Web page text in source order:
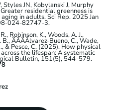
Styles JN, Kobylanski J, Murphy
Greater residential greenness is
in adults. Sci Rep. 2025 Jan
024-82747-3.
Robinson, K., Woods, A. J.,
ÃÂÃÂlvarez-Bueno, C., Wade,
& Pesce, C. (2025). How physical
the lifespan: A systematic
Bulletin, 151(5), 544–579.